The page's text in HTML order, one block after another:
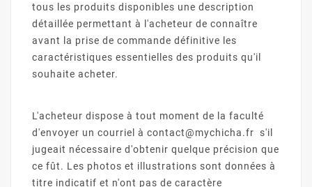
tous les produits disponibles une description
détaillée permettant à l'acheteur de connaître
avant la prise de commande définitive les
caractéristiques essentielles des produits qu'il
souhaite acheter.
L'acheteur dispose à tout moment de la faculté
d'envoyer un courriel à contact@mychicha.fr s'il
jugeait nécessaire d'obtenir quelque précision que
ce fût. Les photos et illustrations sont données à
titre indicatif et n'ont pas de caractère